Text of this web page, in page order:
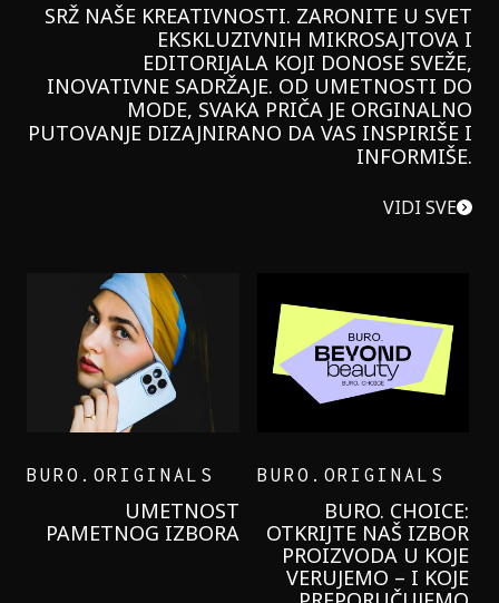
SRŽ NAŠE KREATIVNOSTI. ZARONITE U SVET
EKSKLUZIVNIH MIKROSAJTOVA I
EDITORIJALA KOJI DONOSE SVEŽE,
INOVATIVNE SADRŽAJE. OD UMETNOSTI DO
MODE, SVAKA PRIČA JE ORGINALNO
PUTOVANJE DIZAJNIRANO DA VAS INSPIRIŠE I
INFORMIŠE.
VIDI SVE
GARNIER KREMU I
NIKADA NIŠTA
LAGANIJE NISAM
KORISTILA